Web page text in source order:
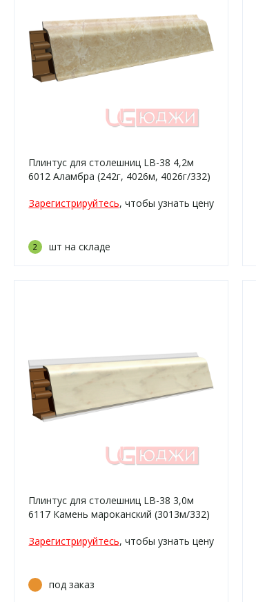
Плинтус для столешниц LB-38 4,2м
6012 Аламбра (242г, 4026м, 4026г/332)
Зарегистрируйтесь, чтобы узнать цену
2 шт на складе
Плинтус для столешниц LB-38 3,0м
6117 Камень мароканский (3013м/332)
Зарегистрируйтесь, чтобы узнать цену
под заказ